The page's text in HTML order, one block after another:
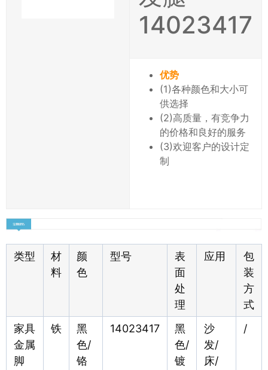
14023417
优势
(1)各种颜色和大小可
供选择
(2)高质量，有竞争力
的价格和良好的服务
(3)欢迎客户的设计定
制
类型
材
料
颜
色
型号
表
面
处
理
应用
包
装
方
式
家具
金属
脚
铁
黑
色/
铬
14023417
黑
色/
镀
沙
发/
床/
/